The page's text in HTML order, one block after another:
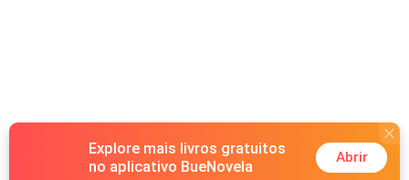
Explore mais livros gratuitos
no aplicativo BueNovela
Abrir